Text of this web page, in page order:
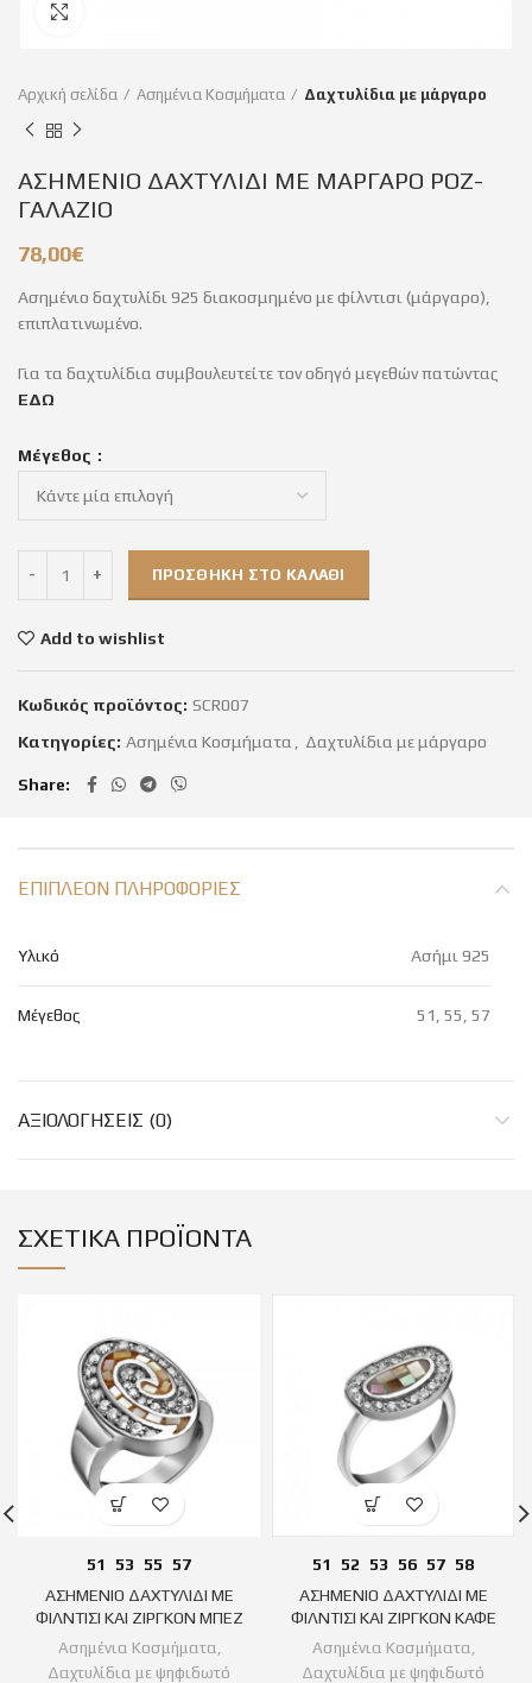
Αρχική σελίδα Ασημένια Κοσμήματα Δαχτυλίδια με μάργαρο
ΑΣΗΜΕΝΙΟ ΔΑΧΤΥΛΙΔΙ ΜΕ ΜΑΡΓΑΡΟ ΡΟΖ-
ΓΑΛΑΖΙΟ
78,00€
Ασημένιο δαχτυλίδι 925 διακοσμημένο με φίλντισι (μάργαρο),
επιπλατινωμένο.
Για τα δαχτυλίδια συμβουλευτείτε τον οδηγό μεγεθών πατώντας
ΕΔΩ
Μέγεθος
ΠΡΟΣΘΉΚΗ ΣΤΟ ΚΑΛΆΘΙ
Add to wishlist
Κωδικός προϊόντος: SCR007
Κατηγορίες: Ασημένια Κοσμήματα Δαχτυλίδια με μάργαρο
Share
ΕΠΙΠΛΈΟΝ ΠΛΗΡΟΦΟΡΊΕΣ
Υλικό Ασήμι 925
Μέγεθος 51, 55, 57
ΑΞΙΟΛΟΓΉΣΕΙΣ (0)
ΣΧΕΤΙΚΆ ΠΡΟΪΌΝΤΑ
51 53 55
57
ΑΣΗΜΕΝΙΟ ΔΑΧΤΥΛΙΔΙ ΜΕ
ΦΙΛΝΤΙΣΙ ΚΑΙ ΖΙΡΓΚΟΝ ΜΠΕΖ
Ασημένια Κοσμήματα
Δαχτυλίδια με ψηφιδωτό
51 52 53 56 57 58
ΑΣΗΜΕΝΙΟ ΔΑΧΤΥΛΙΔΙ ΜΕ
ΦΙΛΝΤΙΣΙ ΚΑΙ ΖΙΡΓΚΟΝ ΚΑΦΕ
Ασημένια Κοσμήματα
Δαχτυλίδια με ψηφιδωτό